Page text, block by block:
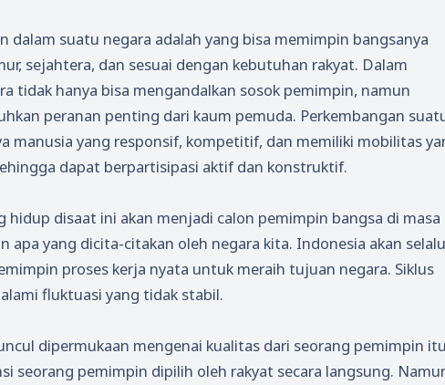
dalam suatu negara adalah yang bisa memimpin bangsanya
sejahtera, dan sesuai dengan kebutuhan rakyat. Dalam
tidak hanya bisa mengandalkan sosok pemimpin, namun
peranan penting dari kaum pemuda. Perkembangan
manusia yang responsif, kompetitif, dan memiliki mobilitas
dapat berpartisipasi aktif dan konstruktif.
hidup disaat ini akan menjadi calon pemimpin bangsa di masa
apa yang dicita-citakan oleh negara kita. Indonesia akan selalu
proses kerja nyata untuk meraih tujuan negara. Siklus
fluktuasi yang tidak stabil.
dipermukaan mengenai kualitas dari seorang pemimpin itu
seorang pemimpin dipilih oleh rakyat secara langsung.